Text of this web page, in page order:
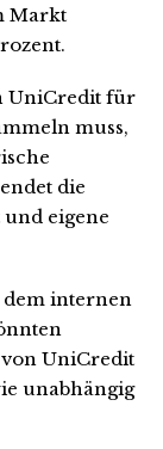
Markt
UniCredit für
muss,
die
eigene
internen
UniCredit
unabhängig